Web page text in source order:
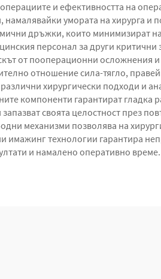
и ефективността на
намалявайки умората на хирурга и
дръжки, които минимизират
персонал за други критични
от пооперационни осложнения
отношение сила-тягло,
хирургически подходи и
компоненти гарантират гладка
своята целостност през
механизми позволява на
имажинг технологии гарантира
и намалено оперативно време.